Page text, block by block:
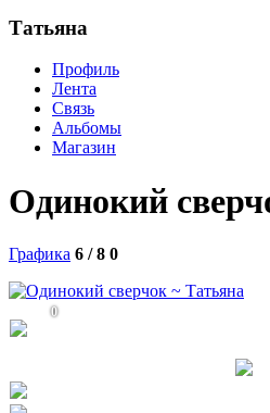
Татьяна
Профиль
Лента
Связь
Альбомы
Магазин
Одинокий
Графика 6 / 8 0
0